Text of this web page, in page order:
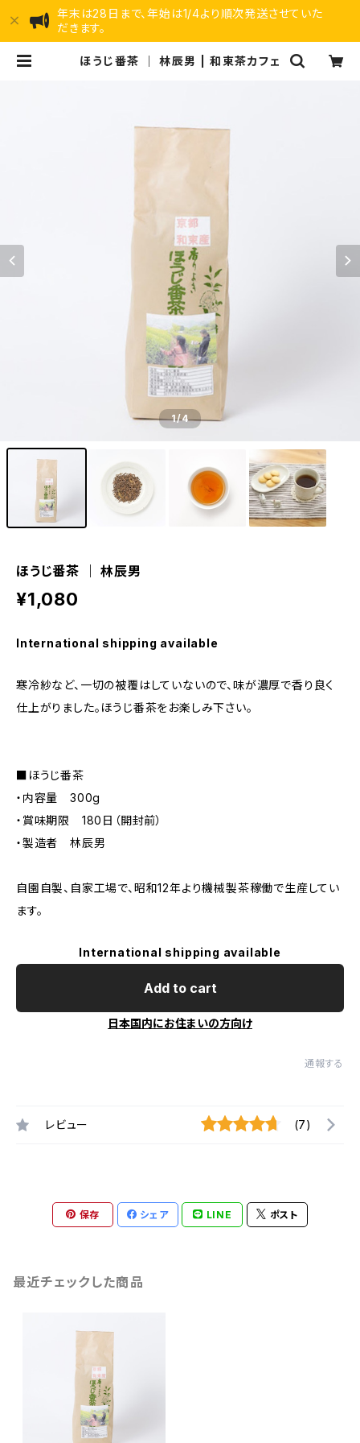
年末は28日まで、年始は1/4より順次発送させていた
だきます。
ほうじ番茶 ｜ 林辰男 | 和束茶カフェ
1/4
ほうじ番茶 ｜ 林辰男
¥1,080
International shipping available
寒冷紗など、一切の被覆はしていないので、味が濃厚で香り良く
仕上がりました。ほうじ番茶をお楽しみ下さい。
■ほうじ番茶
・内容量 300g
・賞味期限 180日（開封前）
・製造者 林辰男
自園自製、自家工場で、昭和12年より機械製茶稼働で生産してい
ます。
International shipping available
Add to cart
日本国内にお住まいの方向け
通報する
レビュー (7)
保存 シェア LINE ポスト
最近チェックした商品